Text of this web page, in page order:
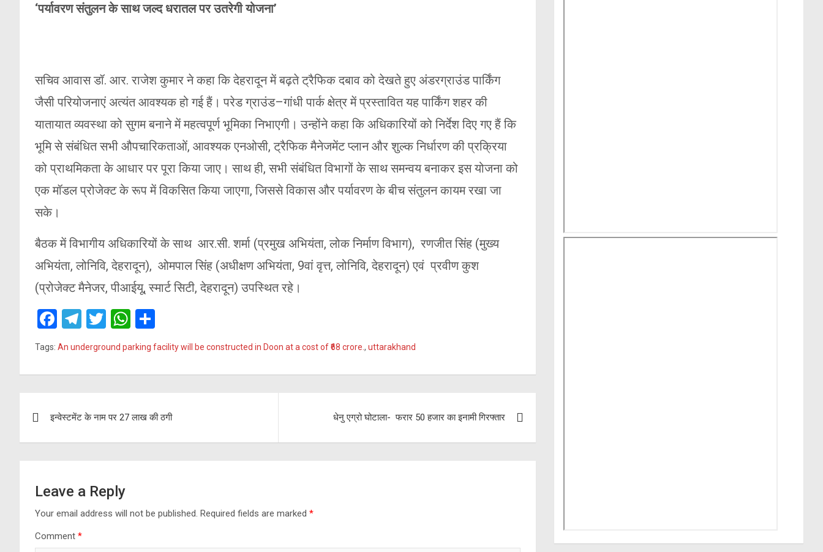
‘पर्यावरण संतुलन के साथ जल्द धरातल पर उतरेगी योजना’
सचिव आवास डॉ. आर. राजेश कुमार ने कहा कि देहरादून में बढ़ते ट्रैफिक दबाव को देखते हुए अंडरग्राउंड पार्किंग
जैसी परियोजनाएं अत्यंत आवश्यक हो गई हैं। परेड ग्राउंड–गांधी पार्क क्षेत्र में प्रस्तावित यह पार्किंग शहर की
यातायात व्यवस्था को सुगम बनाने में महत्वपूर्ण भूमिका निभाएगी। उन्होंने कहा कि अधिकारियों को निर्देश दिए गए हैं कि
भूमि से संबंधित सभी औपचारिकताओं, आवश्यक एनओसी, ट्रैफिक मैनेजमेंट प्लान और शुल्क निर्धारण की प्रक्रिया
को प्राथमिकता के आधार पर पूरा किया जाए। साथ ही, सभी संबंधित विभागों के साथ समन्वय बनाकर इस योजना को
एक मॉडल प्रोजेक्ट के रूप में विकसित किया जाएगा, जिससे विकास और पर्यावरण के बीच संतुलन कायम रखा जा
सके।
बैठक में विभागीय अधिकारियों के साथ आर.सी. शर्मा (प्रमुख अभियंता, लोक निर्माण विभाग), रणजीत सिंह (मुख्य
अभियंता, लोनिवि, देहरादून), ओमपाल सिंह (अधीक्षण अभियंता, 9वां वृत्त, लोनिवि, देहरादून) एवं प्रवीण कुश
(प्रोजेक्ट मैनेजर, पीआईयू, स्मार्ट सिटी, देहरादून) उपस्थित रहे।
F
a
ce
b
o
k
T
el
e
gr
m
T
wi
tt
er
W
h
at
s
p
p
h
ar
e
Tags: An underground parking facility will be constructed in Doon at a cost of ₹68 crore., uttarakhand
navigation
इन्वेस्टमेंट के नाम पर 27 लाख की ठगी धेनु एग्रो घोटाला- फरार 50 हजार का इनामी गिरफ्तार
Leave a Reply
Your email address will not be published. Required fields are marked *
Comment *